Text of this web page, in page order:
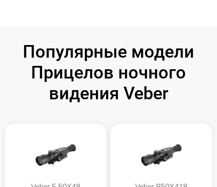
Популярные модели
Прицелов ночного
видения Veber